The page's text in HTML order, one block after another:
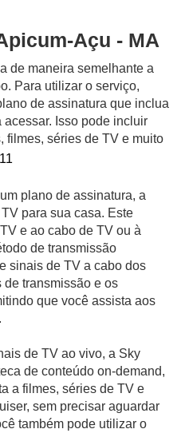
Açu - MA
de maneira semelhante a
Para utilizar o serviço,
de assinatura que inclua
Isso pode incluir
filmes, séries de TV e muito
plano de assinatura, a
para sua casa. Este
e ao cabo de TV ou à
de transmissão
sinais de TV a cabo dos
de transmissão e os
que você assista aos
de TV ao vivo, a Sky
de conteúdo on-demand,
a filmes, séries de TV e
sem precisar aguardar
também pode utilizar o